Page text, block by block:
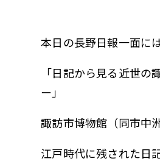
本日の長野日報一面には
「日記から見る近世
ー」
諏訪市博物館（同市中
江戸時代に残された日